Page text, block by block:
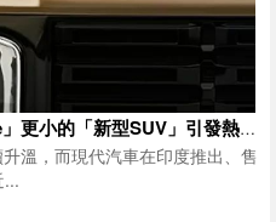
新車98萬日圓！ 比豐田「Raize」更小的「新型SUV」引發熱烈討論！ 網友讚「這個價格卻有那種外型！」「尺寸剛剛好！」！ 全長3.8m的「緊湊車身」搭載「5速MT」＆「1200cc直列4缸引擎」！ 現代汽車新型「Exter」印度規格備受矚目！
溫，而現代汽車在印度推出、售
...